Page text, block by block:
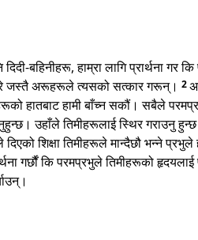
बहिनीहरू, हाम्रा लागि प्रार्थना गर
जस्तै अरूहरूले त्यसको सत्कार गरून्। 2
हातबाट हामी बाँच्न सकौं। सबैले
उहाँले तिमीहरूलाई स्थिर गराउनु
दिएको शिक्षा तिमीहरूले मान्दैछौ भन्ने प्रभुले
गर्छौं कि परमप्रभुले तिमीहरूको